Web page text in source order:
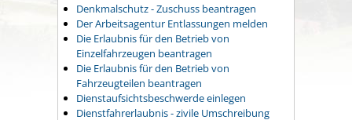
Denkmalschutz - Zuschuss beantragen
Der Arbeitsagentur Entlassungen melden
Die Erlaubnis für den Betrieb von
Einzelfahrzeugen beantragen
Die Erlaubnis für den Betrieb von
Fahrzeugteilen beantragen
Dienstaufsichtsbeschwerde einlegen
Dienstfahrerlaubnis - zivile Umschreibung